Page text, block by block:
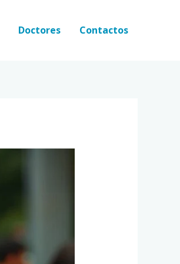
Doctores Contactos